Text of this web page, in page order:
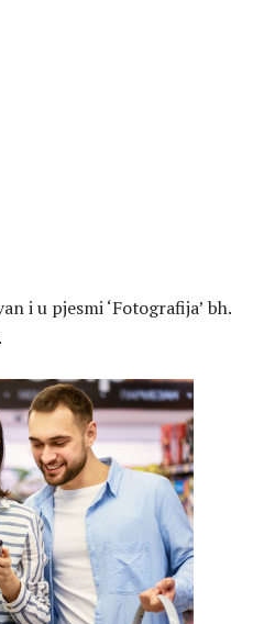
i u pjesmi ‘Fotografija’ bh.